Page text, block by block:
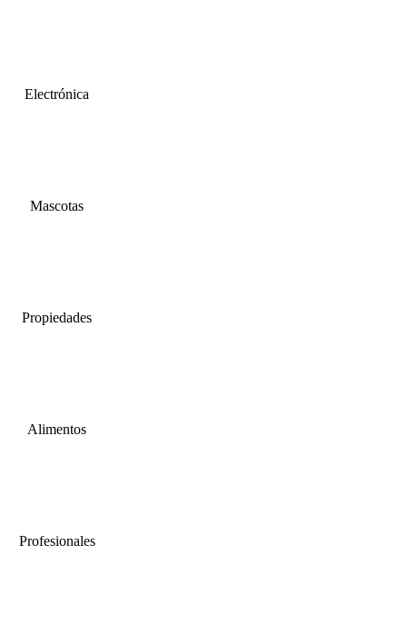
Electrónica
Mascotas
Propiedades
Alimentos
Profesionales